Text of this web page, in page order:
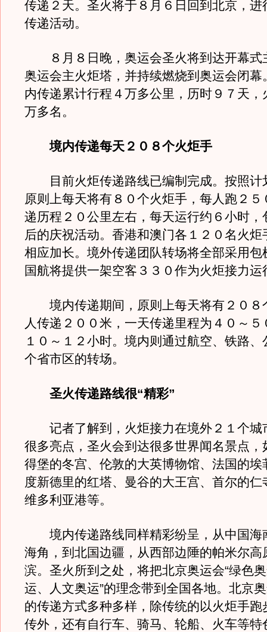
传递２天。圣火将于８月６日回到北京，进
传递活动。
８月８日晚，奥运会圣火将到达开幕式
奥运会主火炬塔，并持续燃烧到奥运会闭幕
内传递累计行程４万多公里，历时９７天，
万多名。
境内传递每天２０８个火炬手
目前火炬传递路线已编制完成。按照计
原则上每天将有８０个火炬手，每人跑２５
递历程２０公里左右，每天运行约６小时，
后的庆祝活动。香港和澳门各１２０名火炬
相应加长。境外传递团队转场将全部采用包
国航将提供一架空客３３０作为火炬接力运
境内传递期间，原则上每天将有２０８
人传递２００米，一天传递里程为４０～５
１０～１２小时。境内则通过航空、铁路
个省市区的转场。
圣火传递路线很“精彩”
记者了解到，火炬接力在境外２１个城
很多亮点，圣火会到达很多世界闻名景点，
得堡的冬宫、伦敦的大英博物馆、法国的埃
度新德里的红塔、曼谷的大王宫、首尔的仁
维多利亚港等。
境内传递路线同样精彩纷呈，从中国海
海角，到北国边疆，从西部边陲的帕米尔高
滨。圣火所到之处，将把北京奥运会“绿色
运、人文奥运”的理念带到全国各地。北京
的传递方式多种多样，除传统的以火炬手跑
传外，还有自行车、骑马、轮船、火车等特